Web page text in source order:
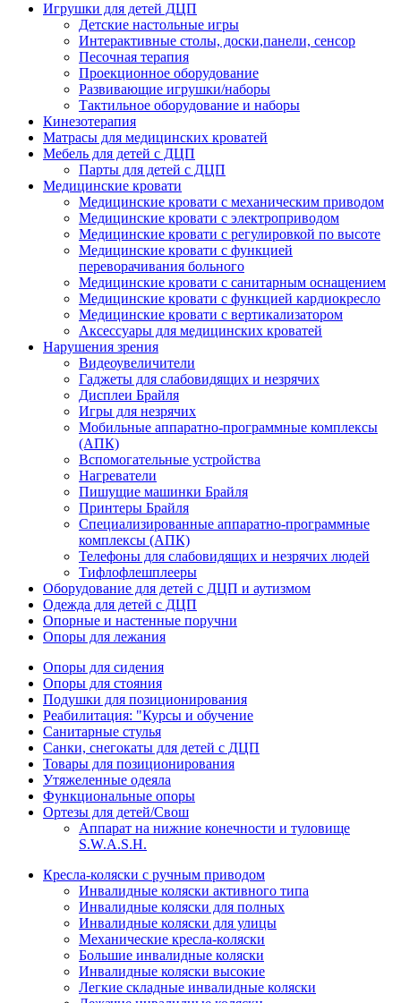
Игрушки для детей ДЦП
Детские настольные игры
Интерактивные столы, доски,панели, сенсор
Песочная терапия
Проекционное оборудование
Развивающие игрушки/наборы
Тактильное оборудование и наборы
Кинезотерапия
Матрасы для медицинских кроватей
Мебель для детей с ДЦП
Парты для детей с ДЦП
Медицинские кровати
Медицинские кровати с механическим приводом
Медицинские кровати с электроприводом
Медицинские кровати с регулировкой по высоте
Медицинские кровати с функцией
переворачивания больного
Медицинские кровати с санитарным оснащением
Медицинские кровати с функцией кардиокресло
Медицинские кровати с вертикализатором
Аксессуары для медицинских кроватей
Нарушения зрения
Видеоувеличители
Гаджеты для слабовидящих и незрячих
Дисплеи Брайля
Игры для незрячих
Мобильные аппаратно-программные комплексы
(АПК)
Вспомогательные устройства
Нагреватели
Пишущие машинки Брайля
Принтеры Брайля
Специализированные аппаратно-программные
комплексы (АПК)
Телефоны для слабовидящих и незрячих людей
Тифлофлешплееры
Оборудование для детей с ДЦП и аутизмом
Одежда для детей с ДЦП
Опорные и настенные поручни
Опоры для лежания
Опоры для сидения
Опоры для стояния
Подушки для позиционирования
Реабилитация: "Курсы и обучение
Санитарные стулья
Санки, снегокаты для детей с ДЦП
Товары для позиционирования
Утяжеленные одеяла
Функциональные опоры
Ортезы для детей/Свош
Аппарат на нижние конечности и туловище
S.W.A.S.H.
Кресла-коляски с ручным приводом
Инвалидные коляски активного типа
Инвалидные коляски для полных
Инвалидные коляски для улицы
Механические кресла-коляски
Большие инвалидные коляски
Инвалидные коляски высокие
Легкие складные инвалидные коляски